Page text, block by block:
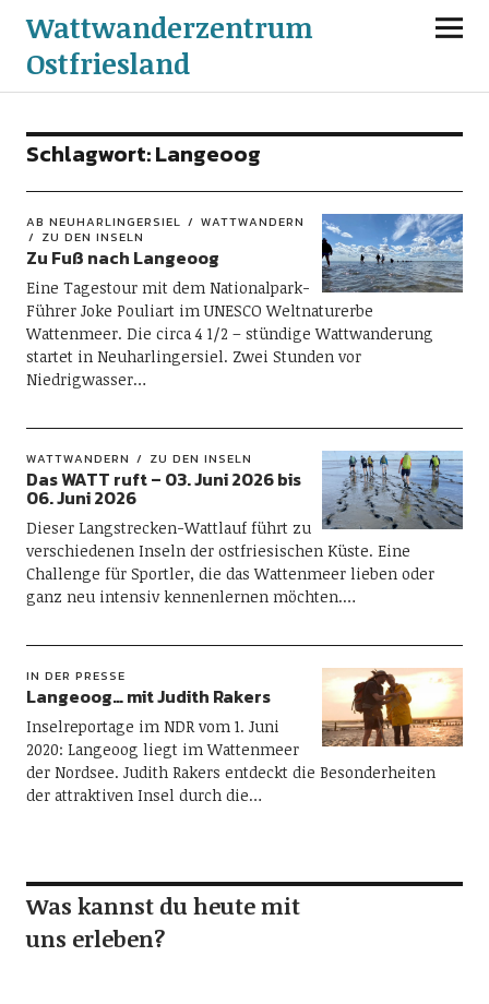
Wattwanderzentrum
Ostfriesland
Schlagwort:Langeoog
AB NEUHARLINGERSIEL
WATTWANDERN
ZU DEN INSELN
Zu Fuß nach Langeoog
Eine Tagestour mit dem Nationalpark-
Führer Joke Pouliart im UNESCO Weltnaturerbe
Wattenmeer. Die circa 4 1/2 – stündige Wattwanderung
startet in Neuharlingersiel. Zwei Stunden vor
Niedrigwasser…
WATTWANDERN ZU DEN INSELN
Das WATT ruft – 03. Juni 2026 bis
06. Juni 2026
Dieser Langstrecken-Wattlauf führt zu
verschiedenen Inseln der ostfriesischen Küste. Eine
Challenge für Sportler, die das Wattenmeer lieben oder
ganz neu intensiv kennenlernen möchten.…
IN DER PRESSE
Langeoog… mit Judith Rakers
Inselreportage im NDR vom 1. Juni
2020: Langeoog liegt im Wattenmeer
der Nordsee. Judith Rakers entdeckt die Besonderheiten
der attraktiven Insel durch die…
Was kannst du heute mit
uns erleben?